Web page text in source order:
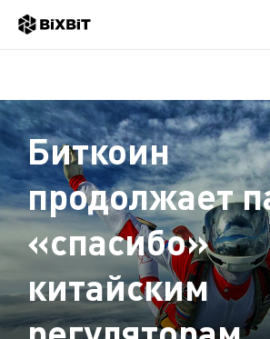
Биткоин
продолжает
«спасибо»
китайским